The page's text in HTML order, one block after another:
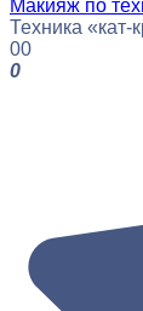
Макияж по
Техника «кат-
00
0